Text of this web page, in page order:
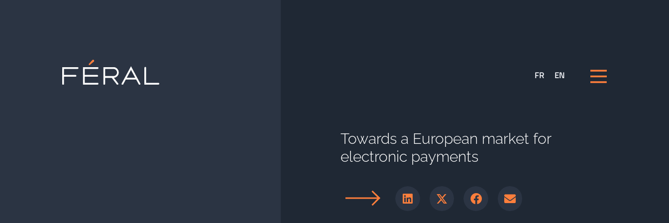
FR EN
Towards a European market for
electronic payments